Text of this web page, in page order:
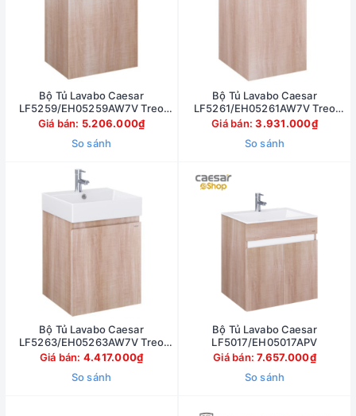
Bộ Tủ Lavabo Caesar
LF5259/EH05259AW7V Treo
Tường 500x380 mm
Giá bán: 5.206.000₫
So sánh
Bộ Tủ Lavabo Caesar
LF5261/EH05261AW7V Treo
Tường 450x420mm
Giá bán:3.931.000₫
So sánh
Bộ Tủ Lavabo Caesar
LF5263/EH05263AW7V Treo
Tường 480x450 mm
Giá bán: 4.417.000₫
So sánh
Bộ Tủ Lavabo Caesar
LF5017/EH05017APV
Giá bán:7.657.000₫
So sánh